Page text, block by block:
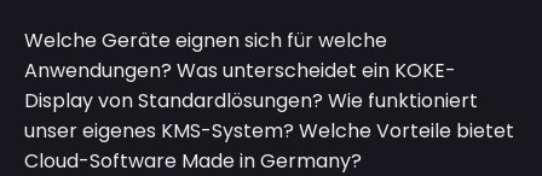
Welche Geräte eignen sich für welche
Anwendungen? Was unterscheidet ein KOKE-
Display von Standardlösungen? Wie funktioniert
unser eigenes KMS-System? Welche Vorteile bietet
Cloud-Software Made in Germany?